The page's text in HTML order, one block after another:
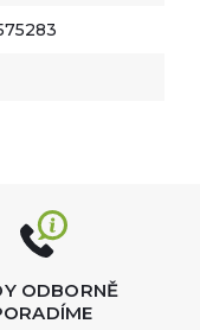
ODBORNĚ